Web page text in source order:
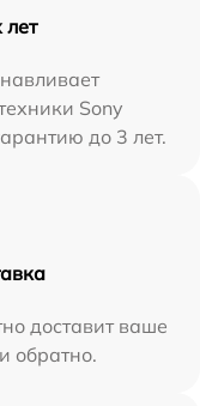
Sony
до 3 лет.
доставит ваше
обратно.